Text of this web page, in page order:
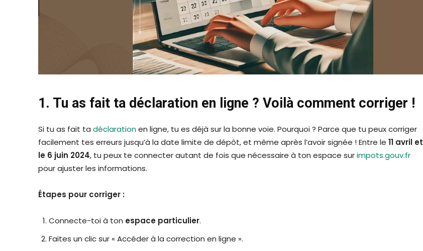
1. Tu as fait ta déclaration en ligne ? Voilà comment corriger !
Si tu as fait ta déclarationen ligne, tu es déjà sur la bonne voie. Pourquoi ? Parce que tu peux corriger
facilement tes erreurs jusqu’à la date limite de dépôt, et même après l’avoir signée ! Entre le 11 avril et
le 6 juin 2024, tu peux te connecter autant de fois que nécessaire à ton espace surimpots.gouv.fr
pour ajuster les informations.
Étapes pour corriger :
Connecte-toi à ton espace particulier.
Faites un clic sur « Accéder à la correction en ligne ».